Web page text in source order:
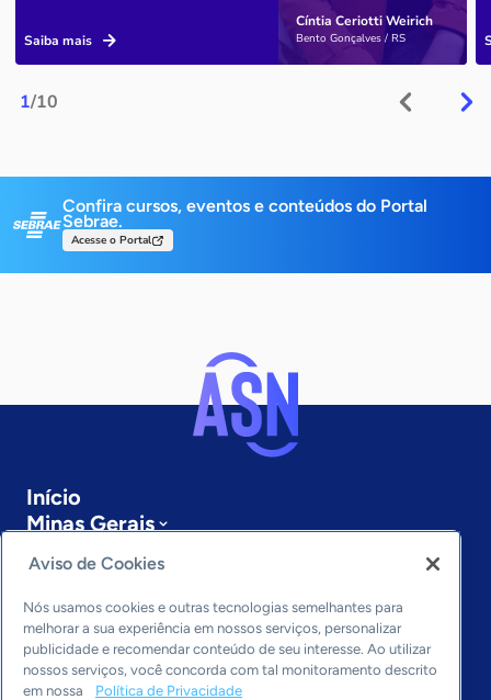
1/10
Cíntia Ceriotti Weirich
Bento Gonçalves / RS
Saiba mais
Confira cursos, eventos e conteúdos do Portal
Sebrae.
Acesse o Portal
Início
Minas Gerais
Sobre a ASN
Últimas notícias
Entre em contato
Editorias
Economia & Política
Aviso de Cookies
Nós usamos cookies e outras tecnologias semelhantes para
melhorar a sua experiência em nossos serviços, personalizar
publicidade e recomendar conteúdo de seu interesse. Ao utilizar
nossos serviços, você concorda com tal monitoramento descrito
em nossa
Política de Privacidade